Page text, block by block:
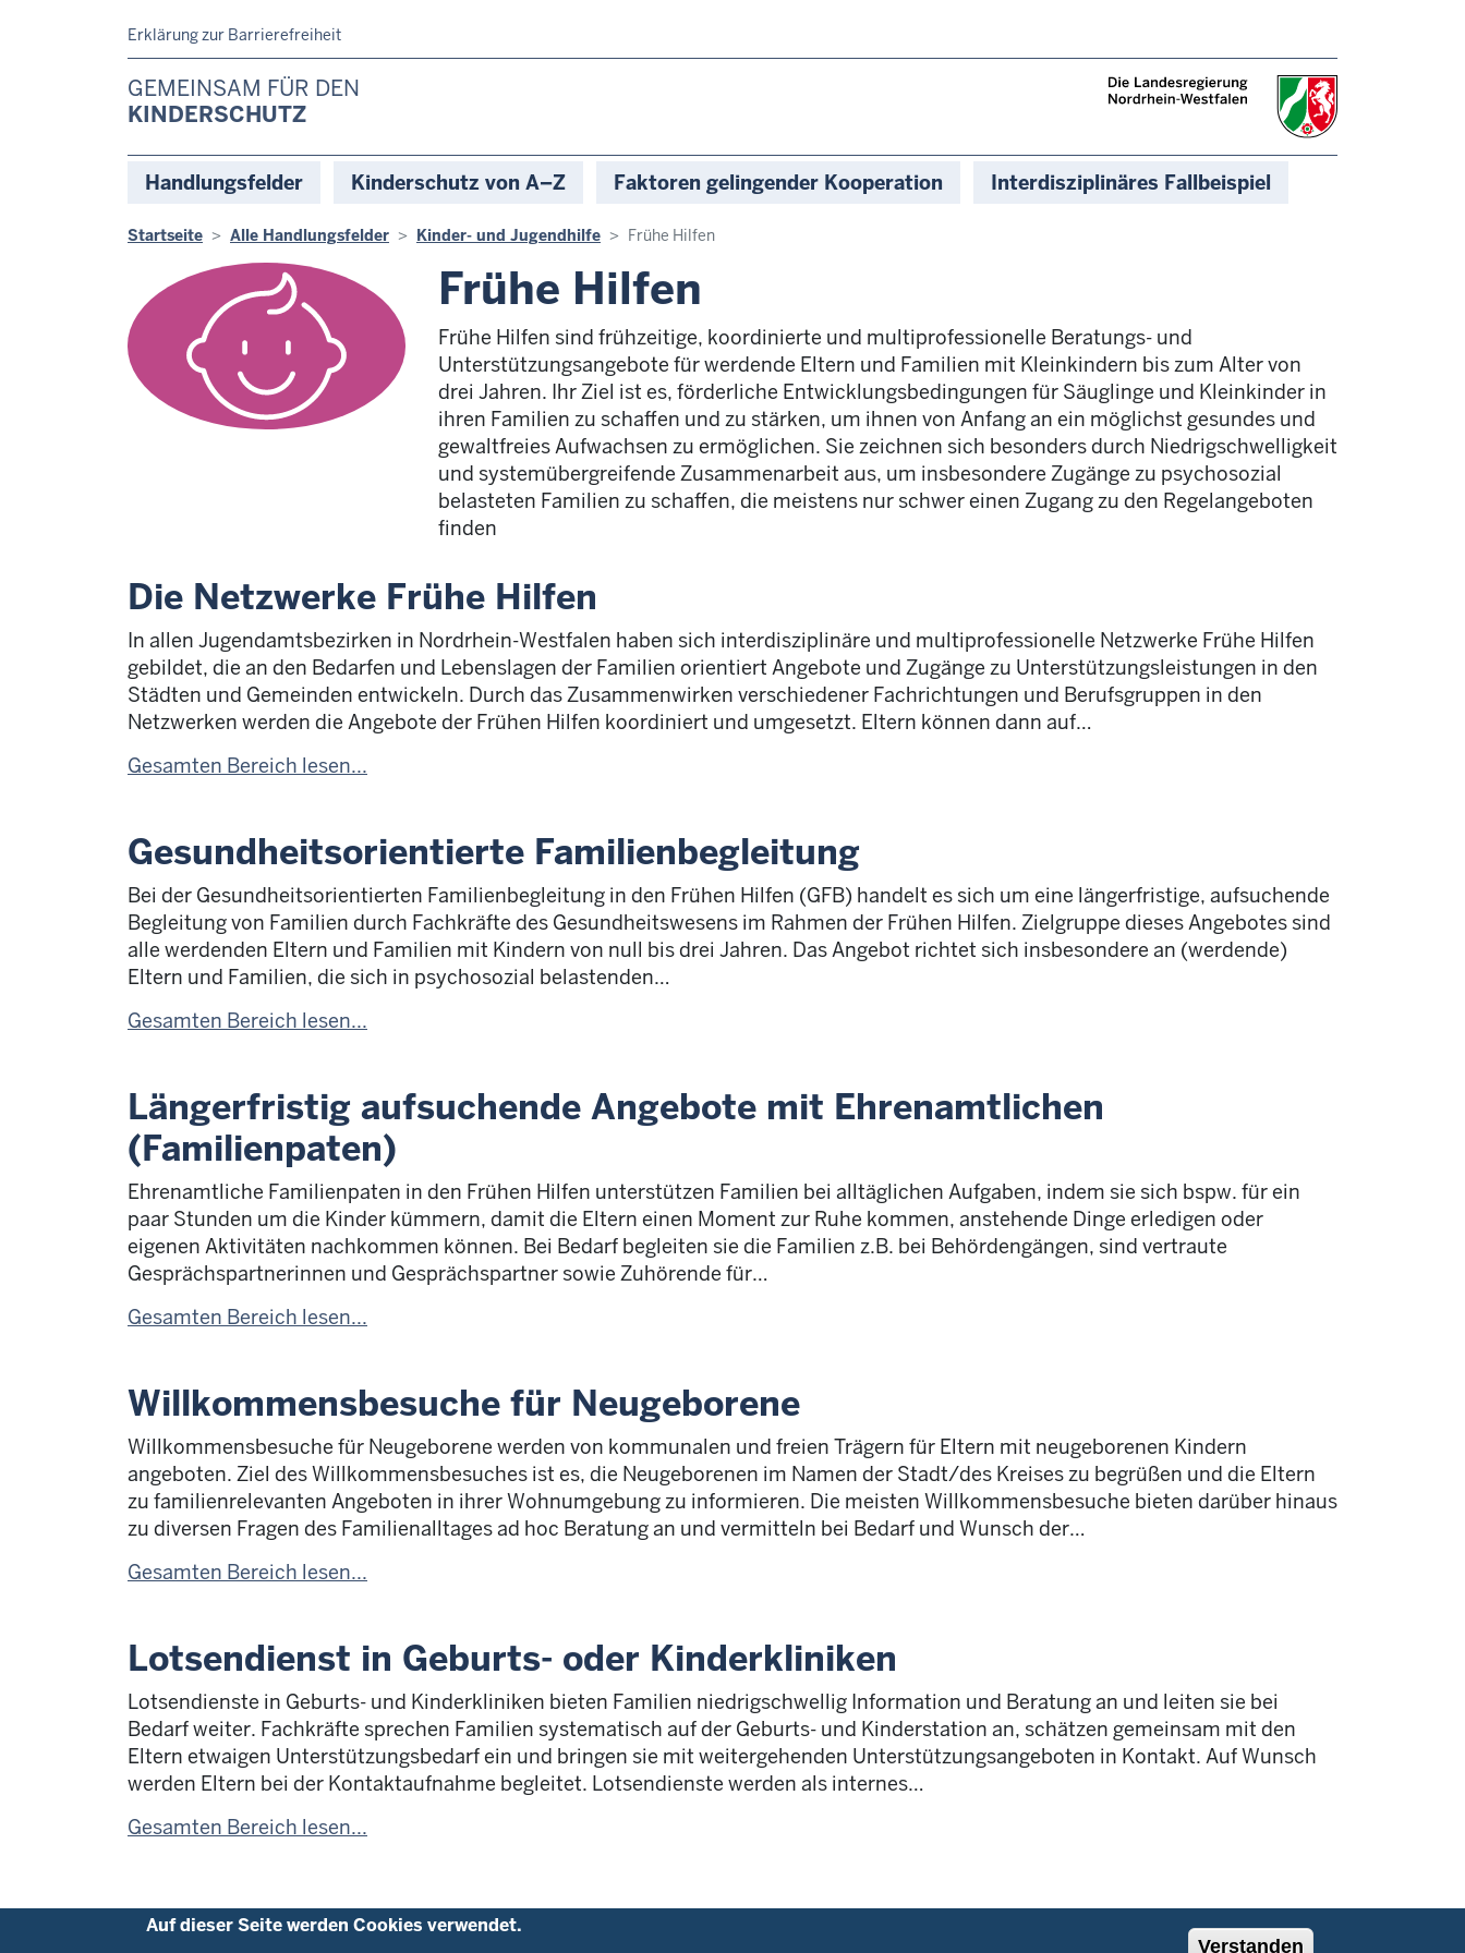
Auf dieser Seite werden Cookies verwendet.
Verstanden
Direkt zum InhaltHeader Top
Erklärung zur Barrierefreiheit
GEMEINSAM FÜR DEN
KINDERSCHUTZ
Hauptnavigation
Handlungsfelder Kinderschutz von A–Z Faktoren gelingender Kooperation Interdisziplinäres Fallbeispiel
Pfadnavigation
Startseite Alle Handlungsfelder Kinder- und Jugendhilfe Frühe Hilfen
Frühe Hilfen
Frühe Hilfen sind frühzeitige, koordinierte und multiprofessionelle Beratungs- und
Unterstützungsangebote für werdende Eltern und Familien mit Kleinkindern bis zum Alter von
drei Jahren. Ihr Ziel ist es, förderliche Entwicklungsbedingungen für Säuglinge und Kleinkinder in
ihren Familien zu schaffen und zu stärken, um ihnen von Anfang an ein möglichst gesundes und
gewaltfreies Aufwachsen zu ermöglichen. Sie zeichnen sich besonders durch Niedrigschwelligkeit
und systemübergreifende Zusammenarbeit aus, um insbesondere Zugänge zu psychosozial
belasteten Familien zu schaffen, die meistens nur schwer einen Zugang zu den Regelangeboten
finden
Die Netzwerke Frühe Hilfen
In allen Jugendamtsbezirken in Nordrhein-Westfalen haben sich interdisziplinäre und multiprofessionelle Netzwerke Frühe Hilfen
gebildet, die an den Bedarfen und Lebenslagen der Familien orientiert Angebote und Zugänge zu Unterstützungsleistungen in den
Städten und Gemeinden entwickeln. Durch das Zusammenwirken verschiedener Fachrichtungen und Berufsgruppen in den
Netzwerken werden die Angebote der Frühen Hilfen koordiniert und umgesetzt. Eltern können dann auf…
Gesamten Bereich lesen...
Gesundheitsorientierte Familienbegleitung
Bei der Gesundheitsorientierten Familienbegleitung in den Frühen Hilfen (GFB) handelt es sich um eine längerfristige, aufsuchende
Begleitung von Familien durch Fachkräfte des Gesundheitswesens im Rahmen der Frühen Hilfen. Zielgruppe dieses Angebotes sind
alle werdenden Eltern und Familien mit Kindern von null bis drei Jahren. Das Angebot richtet sich insbesondere an (werdende)
Eltern und Familien, die sich in psychosozial belastenden…
Gesamten Bereich lesen...
Längerfristig aufsuchende Angebote mit Ehrenamtlichen
(Familienpaten)
Ehrenamtliche Familienpaten in den Frühen Hilfen unterstützen Familien bei alltäglichen Aufgaben, indem sie sich bspw. für ein
paar Stunden um die Kinder kümmern, damit die Eltern einen Moment zur Ruhe kommen, anstehende Dinge erledigen oder
eigenen Aktivitäten nachkommen können. Bei Bedarf begleiten sie die Familien z.B. bei Behördengängen, sind vertraute
Gesprächspartnerinnen und Gesprächspartner sowie Zuhörende für…
Gesamten Bereich lesen...
Willkommensbesuche für Neugeborene
Willkommensbesuche für Neugeborene werden von kommunalen und freien Trägern für Eltern mit neugeborenen Kindern
angeboten. Ziel des Willkommensbesuches ist es, die Neugeborenen im Namen der Stadt/des Kreises zu begrüßen und die Eltern
zu familienrelevanten Angeboten in ihrer Wohnumgebung zu informieren. Die meisten Willkommensbesuche bieten darüber hinaus
zu diversen Fragen des Familienalltages ad hoc Beratung an und vermitteln bei Bedarf und Wunsch der…
Gesamten Bereich lesen...
Lotsendienst in Geburts- oder Kinderkliniken
Lotsendienste in Geburts- und Kinderkliniken bieten Familien niedrigschwellig Information und Beratung an und leiten sie bei
Bedarf weiter. Fachkräfte sprechen Familien systematisch auf der Geburts- und Kinderstation an, schätzen gemeinsam mit den
Eltern etwaigen Unterstützungsbedarf ein und bringen sie mit weitergehenden Unterstützungsangeboten in Kontakt. Auf Wunsch
werden Eltern bei der Kontaktaufnahme begleitet. Lotsendienste werden als internes…
Gesamten Bereich lesen...